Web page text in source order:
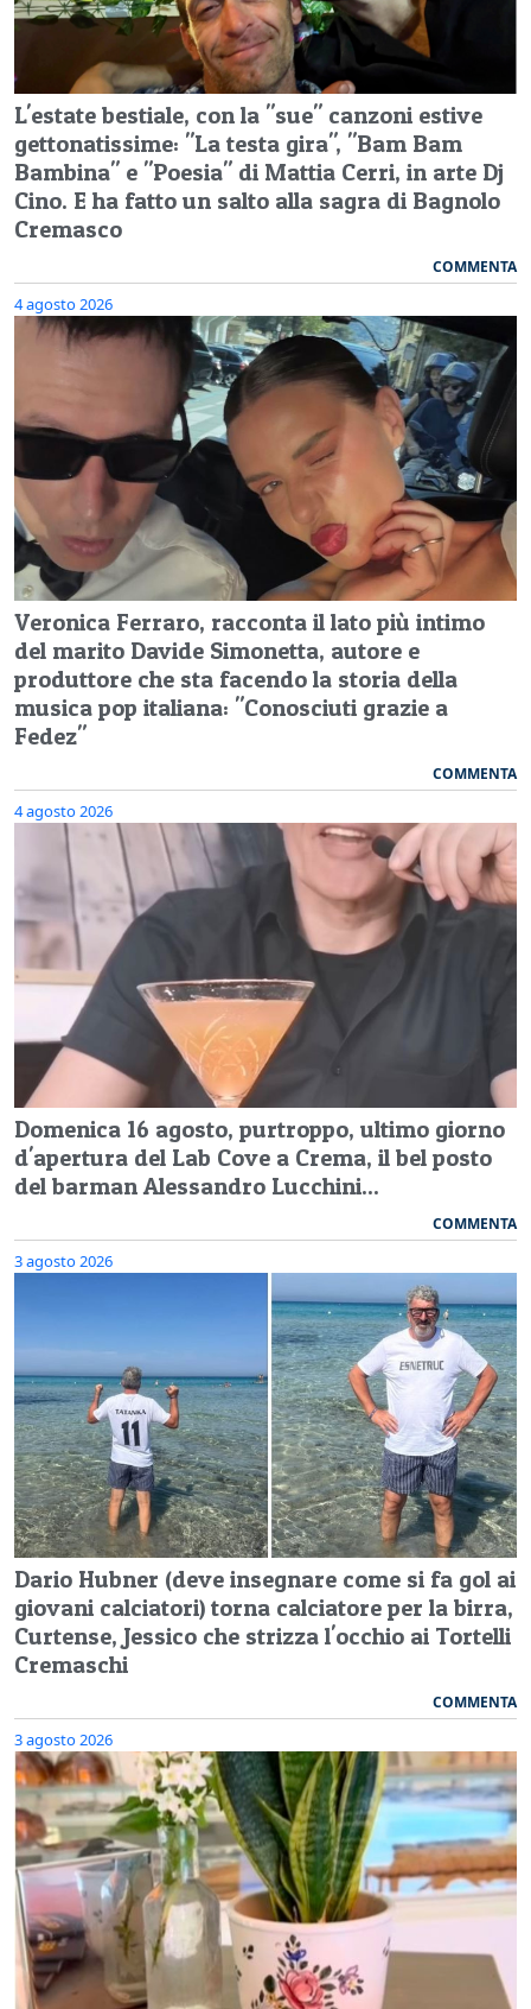
L'estate bestiale, con la "sue" canzoni estive
gettonatissime: "La testa gira", "Bam Bam
Bambina" e "Poesia" di Mattia Cerri, in arte Dj
Cino. E ha fatto un salto alla sagra di Bagnolo
Cremasco
COMMENTA
4 agosto 2026
Veronica Ferraro, racconta il lato più intimo
del marito Davide Simonetta, autore e
produttore che sta facendo la storia della
musica pop italiana: "Conosciuti grazie a
Fedez"
COMMENTA
4 agosto 2026
Domenica 16 agosto, purtroppo, ultimo giorno
d'apertura del Lab Cove a Crema, il bel posto
del barman Alessandro Lucchini...
COMMENTA
3 agosto 2026
Dario Hubner (deve insegnare come si fa gol ai
giovani calciatori) torna calciatore per la birra,
Curtense, Jessico che strizza l'occhio ai Tortelli
Cremaschi
COMMENTA
3 agosto 2026